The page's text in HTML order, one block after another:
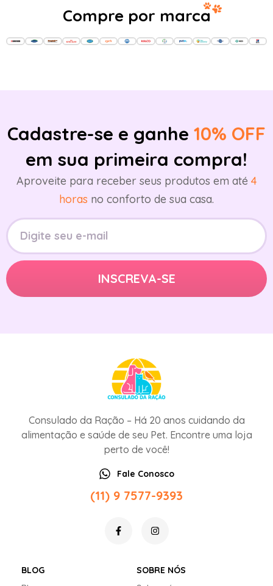
Compre por marca
Cadastre-se e ganhe 10% OFF
em sua primeira compra!
Aproveite para receber seus produtos em até 4
horas no conforto de sua casa.
Consulado da Ração – Há 20 anos cuidando da
alimentação e saúde de seu Pet. Encontre uma loja
perto de você!
Fale Conosco
(11) 9 7577-9393
BLOG
SOBRE NÓS